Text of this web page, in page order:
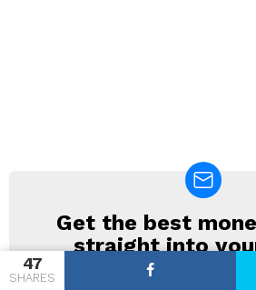
47
SHARES
NEWSLETTER
Get the best
straight into
Email